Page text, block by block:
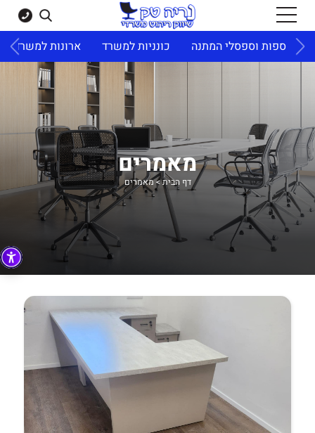
כונניות למשרד ארונות למשרד דלפקים למשרד
מאמרים
דף הבית>מאמרים